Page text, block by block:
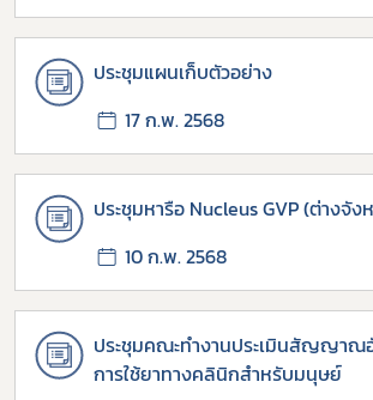
ประชุมแผนเก็บตัวอย่าง
17 ก.พ. 2568
ประชุมหารือ Nucleus GVP (ต่างจัง
10 ก.พ. 2568
ประชุมคณะทำงานประเมินสัญญาณ
การใช้ยาทางคลินิกสำหรับมนุษย์